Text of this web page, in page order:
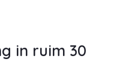
in ruim 30